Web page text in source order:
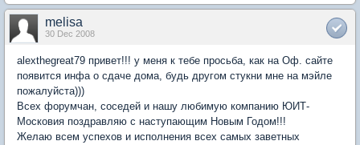
melisa
30 Dec 2008
alexthegreat79 привет!!! у меня к тебе просьба, как на Оф. сайте
появится инфа о сдаче дома, будь другом стукни мне на мэйле
пожалуйста)))
Всех форумчан, соседей и нашу любимую компанию ЮИТ-
Московия поздравляю с наступающим Новым Годом!!!
Желаю всем успехов и исполнения всех самых заветных